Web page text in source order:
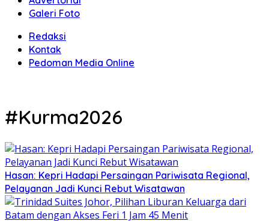
Galeri Foto
Redaksi
Kontak
Pedoman Media Online
#Kurma2026
Hasan: Kepri Hadapi Persaingan Pariwisata Regional,
Pelayanan Jadi Kunci Rebut Wisatawan